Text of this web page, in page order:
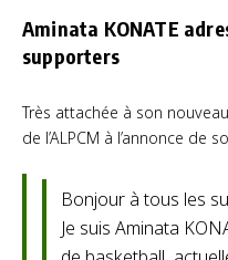
Aminata KONATE
supporters
Très attachée à son
de l’ALPCM à l’annonce de
Bonjour à tous les
Je suis Aminata